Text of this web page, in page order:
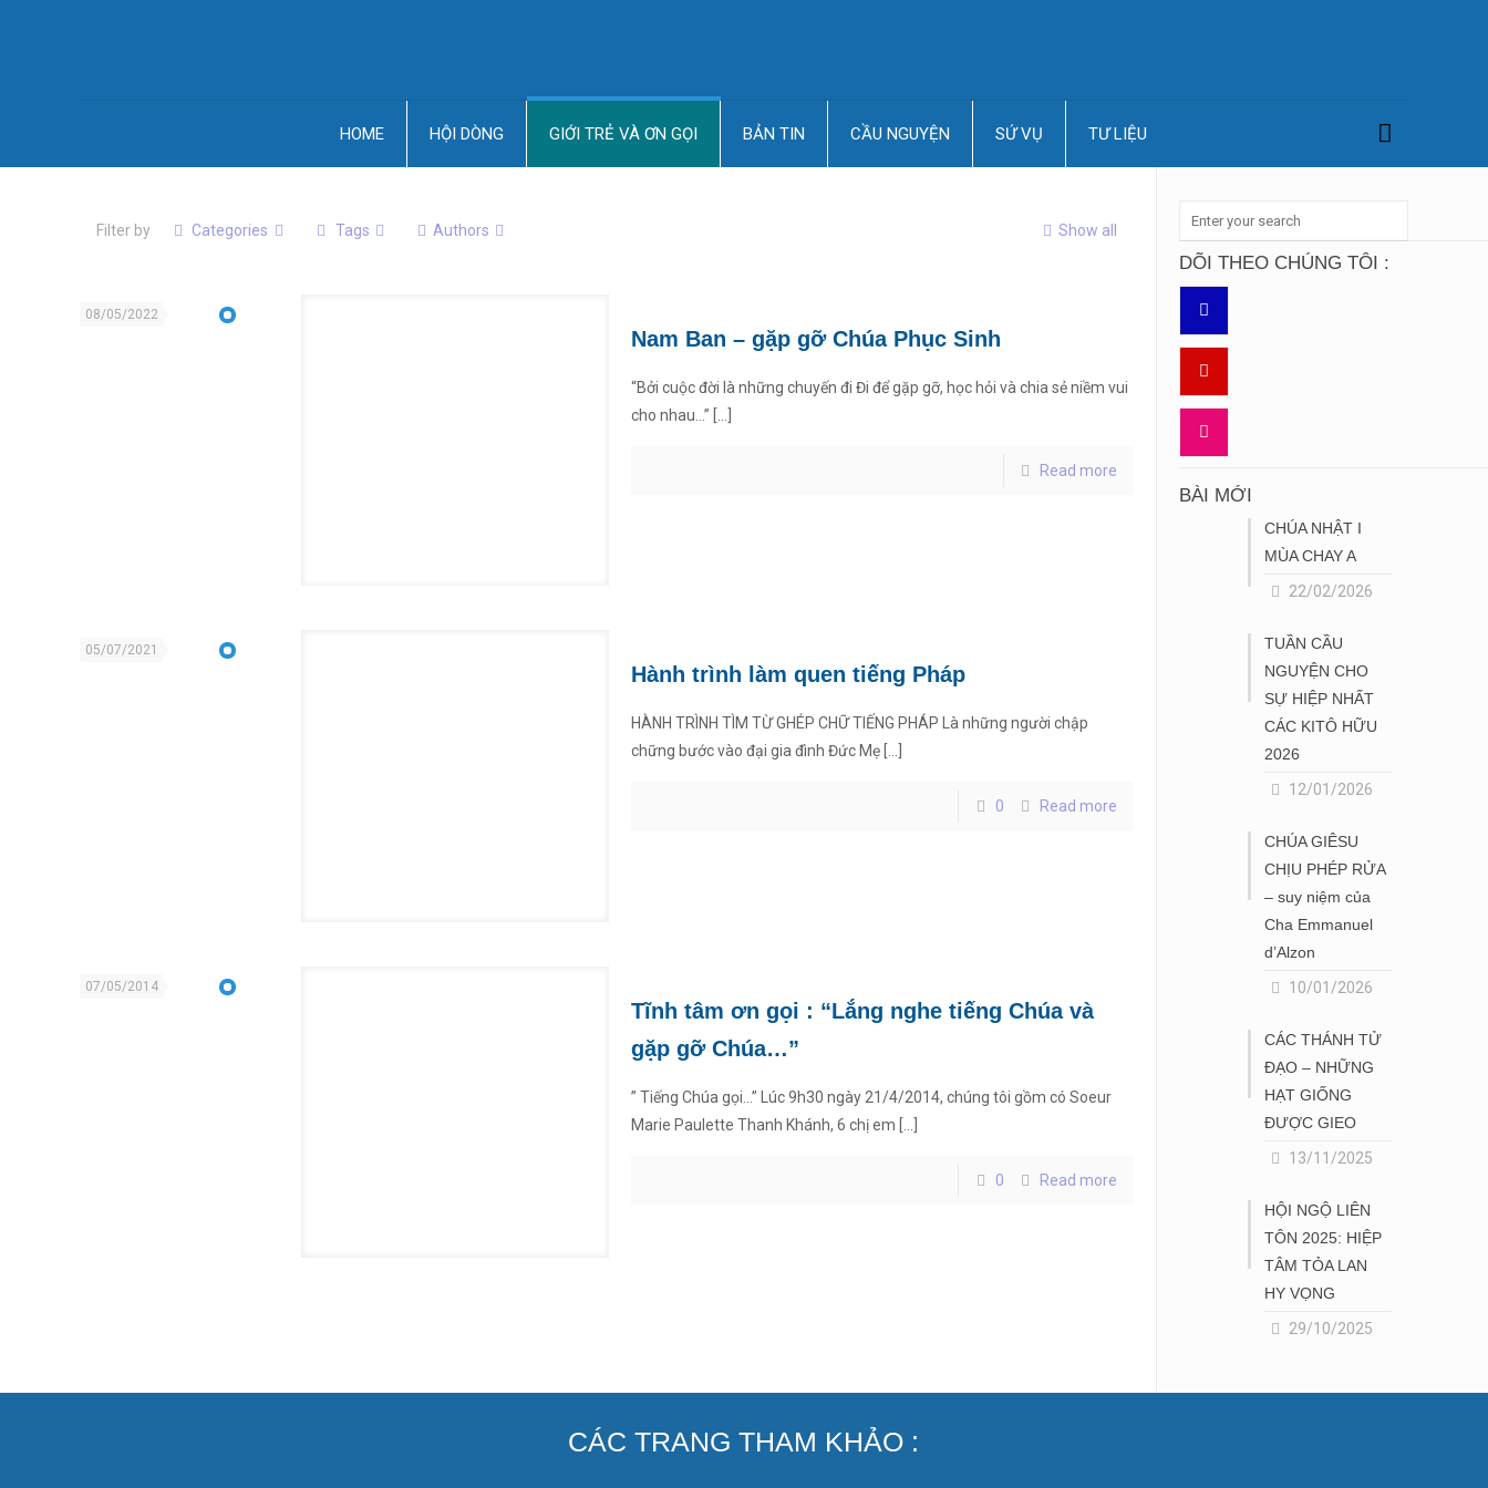
HOME HỘI DÒNG GIỚI TRẺ VÀ ƠN GỌI BẢN TIN CẦU NGUYỆN SỨ VỤ TƯ LIỆU
Filter by Categories Tags Authors Show all
08/05/2022
Nam Ban – gặp gỡ Chúa Phục Sinh
“Bởi cuộc đời là những chuyến đi Đi để gặp gỡ, học hỏi và chia sẻ niềm vui
cho nhau…”
Read more
05/07/2021
Hành trình làm quen tiếng Pháp
HÀNH TRÌNH TÌM TỪ GHÉP CHỮ TIẾNG PHÁP Là những người chập
chững bước vào đại gia đình Đức Mẹ […]
0 Read more
07/05/2014
Tĩnh tâm ơn gọi : “Lắng nghe tiếng Chúa và
gặp gỡ Chúa…”
” Tiếng Chúa gọi…” Lúc 9h30 ngày 21/4/2014, chúng tôi gồm có Soeur
Marie Paulette Thanh Khánh, 6 chị em
0 Read more
DÕI THEO CHÚNG TÔI :
BÀI MỚI
CHÚA NHẬT I
MÙA CHAY A
22/02/2026
TUẦN CẦU
NGUYỆN CHO
SỰ HIỆP NHẤT
CÁC KITÔ HỮU
2026
12/01/2026
CHÚA GIÊSU
CHỊU PHÉP RỬA
– suy niệm của
Cha Emmanuel
d’Alzon
10/01/2026
CÁC THÁNH TỬ
ĐẠO – NHỮNG
HẠT GIỐNG
ĐƯỢC GIEO
13/11/2025
HỘI NGỘ LIÊN
TÔN 2025: HIỆP
TÂM TỎA LAN
HY VỌNG
29/10/2025
CÁC TRANG THAM KHẢO :